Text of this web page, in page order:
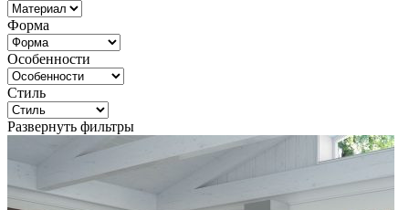
Форма
Особенности
Стиль
Развернуть фильтры